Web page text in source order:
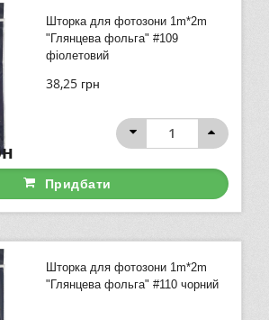
Шторка для фотозони 1m*2m
"Глянцева фольга" #109
фіолетовий
38,25 грн
Придбати
Шторка для фотозони 1m*2m
"Глянцева фольга" #110 чорний